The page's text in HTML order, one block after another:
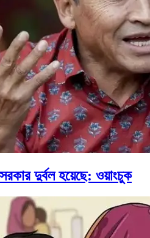
দুর্বল হয়েছে: ওয়াংচুক